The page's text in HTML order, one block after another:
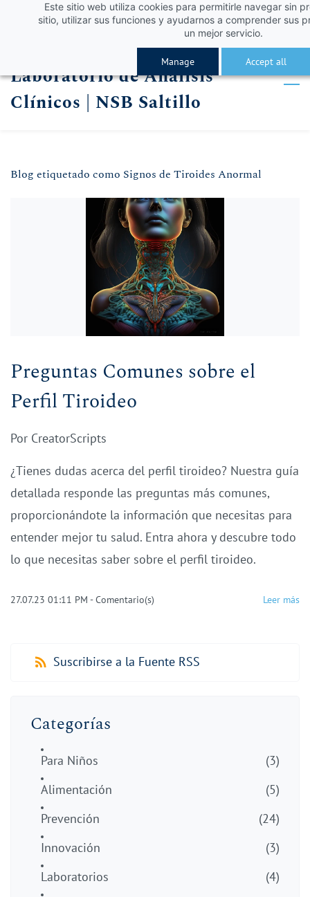
Este sitio web utiliza cookies para permitirle navegar sin
sitio, utilizar sus funciones y ayudarnos a comprender sus
un mejor servicio.
Manage Accept all
content
Iniciar sesión
Registro
Laboratorio de Análisis
Clínicos | NSB Saltillo
Blog etiquetado como Signos de Tiroides Anormal
Preguntas Comunes sobre el
Perfil Tiroideo
Por CreatorScripts
¿Tienes dudas acerca del perfil tiroideo? Nuestra guía
detallada responde las preguntas más comunes,
proporcionándote la información que necesitas para
entender mejor tu salud. Entra ahora y descubre todo
lo que necesitas saber sobre el perfil tiroideo.
27.07.23 01:11 PM -Comentario(s) Leer más
Suscribirse a la Fuente RSS
Categorías
Para Niños
(3)
Alimentación
(5)
Prevención
(24)
Innovación
(3)
Laboratorios
(4)
¡Obtén un 10% de descuento con el código